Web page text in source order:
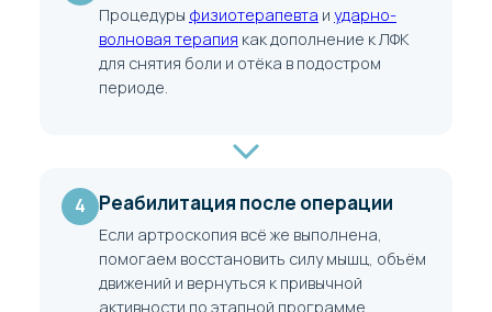
Процедуры физиотерапевта и ударно-
волновая терапия как дополнение к ЛФК
для снятия боли и отёка в подостром
периоде.
4 Реабилитация после операции
Если артроскопия всё же выполнена,
помогаем восстановить силу мышц, объём
движений и вернуться к привычной
активности по этапной программе.